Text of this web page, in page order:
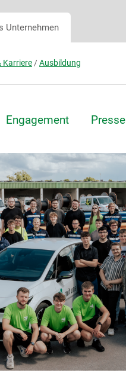
Unternehmen
Karriere /Ausbildung
Engagement Presse